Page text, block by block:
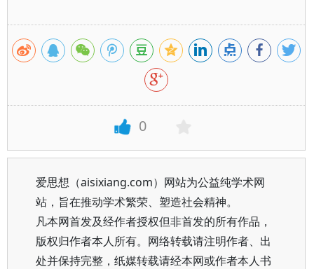
0
爱思想（aisixiang.com）网站为公益纯学术网
站，旨在推动学术繁荣、塑造社会精神。
凡本网首发及经作者授权但非首发的所有作品，
版权归作者本人所有。网络转载请注明作者、出
处并保持完整，纸媒转载请经本网或作者本人书